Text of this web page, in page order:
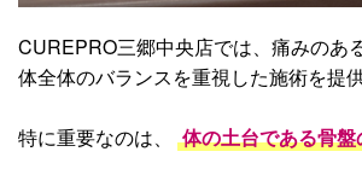
CUREPRO三郷中央店では、痛みのあ
体全体のバランスを重視した施術を提
特に重要なのは、 体の土台である骨盤